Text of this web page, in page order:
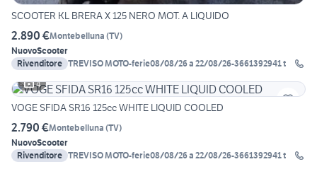
SCOOTER KL BRERA X 125 NERO MOT. A LIQUIDO
2.890 €Montebelluna (TV)
NuovoScooter
Rivenditore TREVISO MOTO-ferie08/08/26 a 22/08/26-3661392941 t
4
VOGE SFIDA SR16 125cc WHITE LIQUID COOLED
2.790 €Montebelluna (TV)
NuovoScooter
Rivenditore TREVISO MOTO-ferie08/08/26 a 22/08/26-3661392941 t